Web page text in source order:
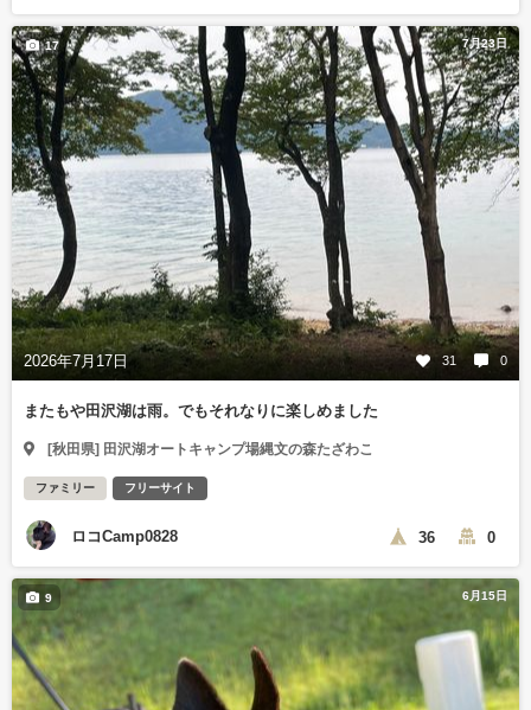
7月23日
2026年7月17日 31 0
17
またもや田沢湖は雨。でもそれなりに楽しめました
[秋田県] 田沢湖オートキャンプ場縄文の森たざわこ
ファミリー フリーサイト
ロコCamp0828 36 0
6月15日
9